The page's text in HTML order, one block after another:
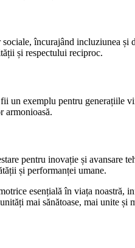
încurajând incluziunea
și respectului reciproc.
un exemplu pentru
armonioasă.
pentru inovație și
și performanței umane.
esențială în viața noastră,
mai sănătoase, mai unite și